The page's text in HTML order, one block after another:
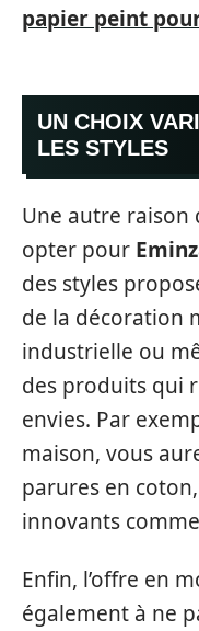
papier peint
UN CHOIX
LES STYLES
Une autre raison
opter pour
des styles
de la décoration
industrielle ou
des produits qui
envies. Par
maison, vous
parures en
innovants
Enfin, l’offre en
également à ne